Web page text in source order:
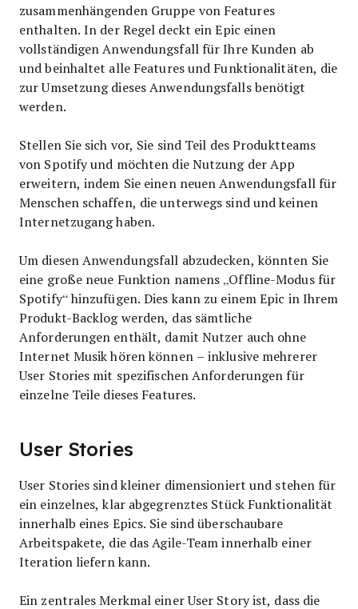
zusammenhängenden Gruppe von Features
enthalten. In der Regel deckt ein Epic einen
vollständigen Anwendungsfall für Ihre Kunden ab
und beinhaltet alle Features und Funktionalitäten, die
zur Umsetzung dieses Anwendungsfalls benötigt
werden.
Stellen Sie sich vor, Sie sind Teil des Produktteams
von Spotify und möchten die Nutzung der App
erweitern, indem Sie einen neuen Anwendungsfall für
Menschen schaffen, die unterwegs sind und keinen
Internetzugang haben.
Um diesen Anwendungsfall abzudecken, könnten Sie
eine große neue Funktion namens „Offline-Modus für
Spotify“ hinzufügen. Dies kann zu einem Epic in Ihrem
Produkt-Backlog werden, das sämtliche
Anforderungen enthält, damit Nutzer auch ohne
Internet Musik hören können – inklusive mehrerer
User Stories mit spezifischen Anforderungen für
einzelne Teile dieses Features.
User Stories
User Stories sind kleiner dimensioniert und stehen für
ein einzelnes, klar abgegrenztes Stück Funktionalität
innerhalb eines Epics. Sie sind überschaubare
Arbeitspakete, die das Agile-Team innerhalb einer
Iteration liefern kann.
Ein zentrales Merkmal einer User Story ist, dass die